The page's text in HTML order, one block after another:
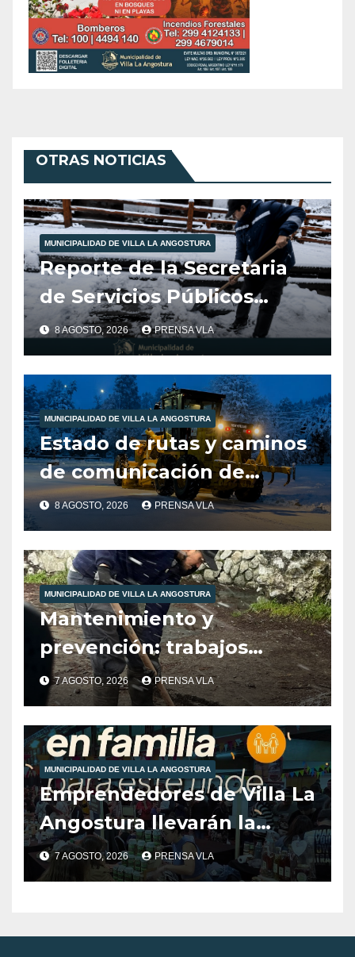
OTRAS NOTICIAS
MUNICIPALIDAD DE VILLA LA ANGOSTURA
Reporte de la Secretaria
de Servicios Públicos
Municipalidad de Villa la
Angostura dia 8/8/26
-12:00HS
8 AGOSTO, 2026 PRENSA VLA
MUNICIPALIDAD DE VILLA LA ANGOSTURA
Estado de rutas y caminos
de comunicación de
nuestra localidad
8 AGOSTO, 2026 PRENSA VLA
MUNICIPALIDAD DE VILLA LA ANGOSTURA
Mantenimiento y
prevención: trabajos
municipales ante las
condiciones climáticas.
7 AGOSTO, 2026 PRENSA VLA
MUNICIPALIDAD DE VILLA LA ANGOSTURA
Emprendedores de Villa La
Angostura llevarán la
producción local a Tienda
de Sabores.
7 AGOSTO, 2026 PRENSA VLA